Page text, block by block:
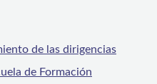
de las dirigencias
de Formación